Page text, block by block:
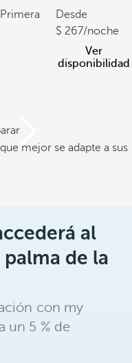
Primera
Desde
267/noche
Ver
disponibilidad
mejor se adapte a sus
al
de la
con my
un 5 % de